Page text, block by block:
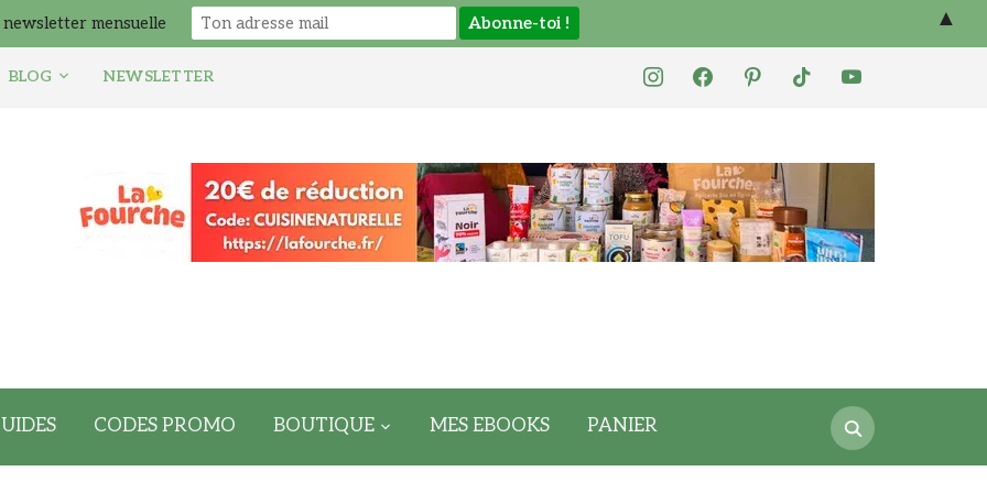
instagramfacebookpinteresttiktok youtube
BLOG NEWSLETTER
Search
for:
CODES PROMO BOUTIQUE MES EBOOKS PANIER
newsletter mensuelle ▲